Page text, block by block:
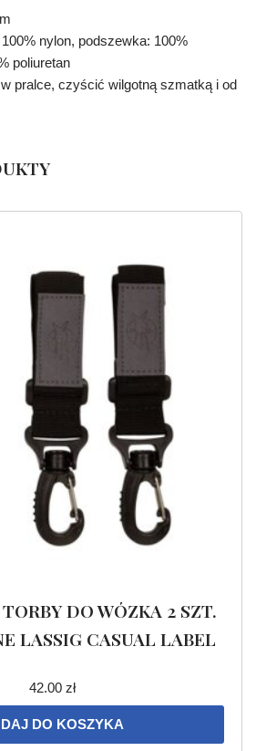
nylon, podszewka: 100%
poliuretan
pralce, czyścić wilgotną szmatką i od
DO WÓZKA 2 SZT.
LASSIG CASUAL LABEL
42.00 zł
DO KOSZYKA